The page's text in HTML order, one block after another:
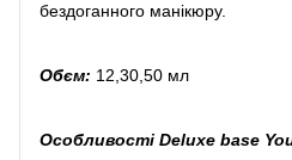
бездоганного манікюру.
Обєм: 12,30,50 мл
Особливості Deluxe base